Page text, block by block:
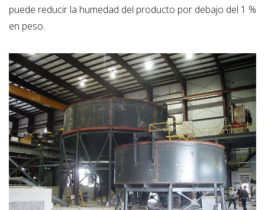
puede reducir la humedad del producto por debajo del 1 %
en peso.